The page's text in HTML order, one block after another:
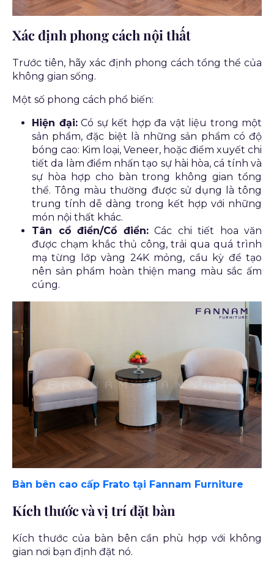
Xác định phong cách nội thất
Trước tiên, hãy xác định phong cách tổng thể của
không gian sống.
Một số phong cách phổ biến:
Hiện đại:Có sự kết hợp đa vật liệu trong một
sản phẩm, đặc biệt là những sản phẩm có độ
bóng cao: Kim loại, Veneer, hoặc điểm xuyết chi
tiết da làm điểm nhấn tạo sự hài hòa, cá tính và
sự hòa hợp cho bàn trong không gian tổng
thể. Tông màu thường được sử dụng là tông
trung tính dễ dàng trong kết hợp với những
món nội thất khác.
Tân cổ điển/Cổ điển:Các chi tiết hoa văn
được chạm khắc thủ công, trải qua quá trình
mạ từng lớp vàng 24K mỏng, cầu kỳ để tạo
nên sản phẩm hoàn thiện mang màu sắc ấm
cúng.
Bàn bên cao cấp Frato tại Fannam Furniture
Kích thước và vị trí đặt bàn
Kích thước của bàn bên cần phù hợp với không
gian nơi bạn định đặt nó.